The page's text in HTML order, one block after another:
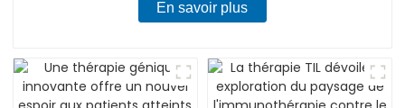
En savoir plus